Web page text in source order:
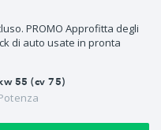
PROMO Approfitta degli
di auto usate in pronta
55 (cv 75)